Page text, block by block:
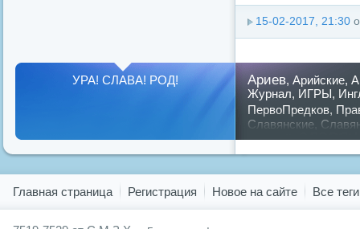
15-02-2017, 21:30
Ариев, Арийские,
Журнал, ИГРЫ,
ПервоПредков,
Славянские
русский,славян
УРА! СЛАВА! РОД!
Главная страница Регистрация Новое на сайте Все теги